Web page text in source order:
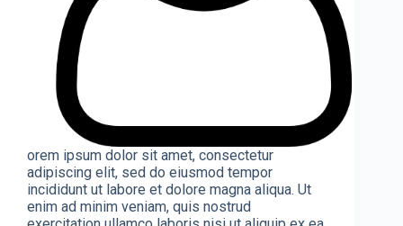
orem ipsum dolor sit amet, consectetur
adipiscing elit, sed do eiusmod tempor
incididunt ut labore et dolore magna aliqua. Ut
enim ad minim veniam, quis nostrud